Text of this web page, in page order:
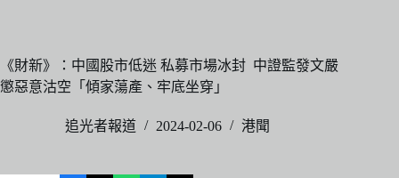
《財新》：中國股市低迷 私募市場冰封 中證監發文嚴
懲惡意沽空「傾家蕩產、牢底坐穿」
追光者報道 2024-02-06 港聞